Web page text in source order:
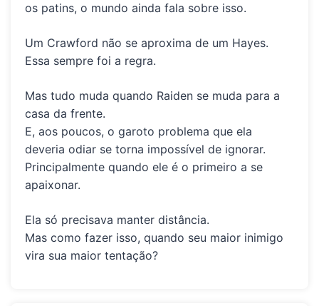
os patins, o mundo ainda fala sobre isso.
Um Crawford não se aproxima de um Hayes.
Essa sempre foi a regra.
Mas tudo muda quando Raiden se muda para a
casa da frente.
E, aos poucos, o garoto problema que ela
deveria odiar se torna impossível de ignorar.
Principalmente quando ele é o primeiro a se
apaixonar.
Ela só precisava manter distância.
Mas como fazer isso, quando seu maior inimigo
vira sua maior tentação?